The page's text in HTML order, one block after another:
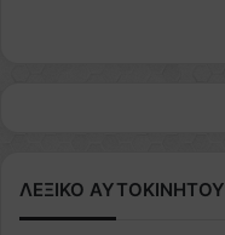
ΛΕΞΙΚΟ ΑΥΤΟΚΙΝΗΤΟΥ